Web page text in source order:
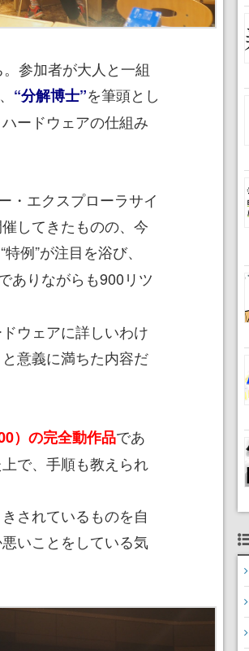
参加者が大人と一組
“分解博士”を筆頭とし
ードウェアの仕組み
・エクスプローラサイ
してきたものの、今
特例”が注目を浴び、
ありながらも900リツ
ウェアに詳しいわけ
意義に満ちた内容だ
）の完全動作品であ
で、手順も教えられ
されているものを自
いことをしている気